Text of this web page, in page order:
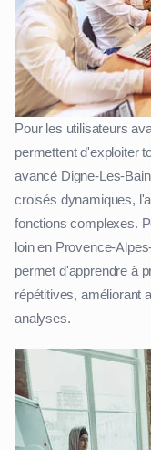
Pour les utilisateurs
permettent d'exploiter
avancé Digne-Les-
croisés dynamiques,
fonctions complexes.
loin en Provence-
permet d'apprendre à
répétitives, améliorant
analyses.